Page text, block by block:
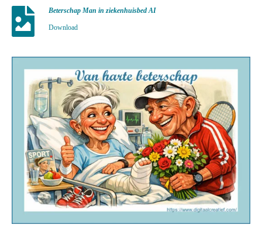
Beterschap Man in ziekenhuisbed AI
Download